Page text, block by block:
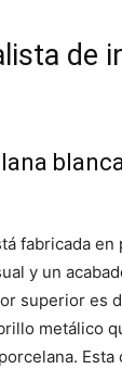
de
fabricada en
y un
superior es
metálico
Esta